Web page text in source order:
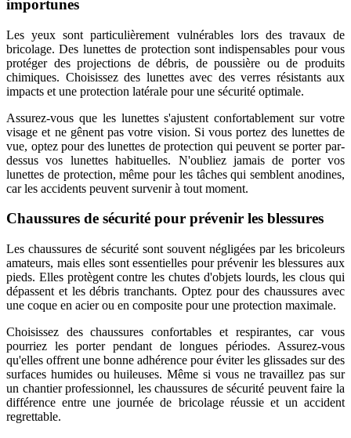
importunes
Les yeux sont particulièrement vulnérables lors des travaux de
bricolage. Des lunettes de protection sont indispensables pour vous
protéger des projections de débris, de poussière ou de produits
chimiques. Choisissez des lunettes avec des verres résistants aux
impacts et une protection latérale pour une sécurité optimale.
Assurez-vous que les lunettes s'ajustent confortablement sur votre
visage et ne gênent pas votre vision. Si vous portez des lunettes de
vue, optez pour des lunettes de protection qui peuvent se porter par-
dessus vos lunettes habituelles. N'oubliez jamais de porter vos
lunettes de protection, même pour les tâches qui semblent anodines,
car les accidents peuvent survenir à tout moment.
Chaussures de sécurité pour prévenir les blessures
Les chaussures de sécurité sont souvent négligées par les bricoleurs
amateurs, mais elles sont essentielles pour prévenir les blessures aux
pieds. Elles protègent contre les chutes d'objets lourds, les clous qui
dépassent et les débris tranchants. Optez pour des chaussures avec
une coque en acier ou en composite pour une protection maximale.
Choisissez des chaussures confortables et respirantes, car vous
pourriez les porter pendant de longues périodes. Assurez-vous
qu'elles offrent une bonne adhérence pour éviter les glissades sur des
surfaces humides ou huileuses. Même si vous ne travaillez pas sur
un chantier professionnel, les chaussures de sécurité peuvent faire la
différence entre une journée de bricolage réussie et un accident
regrettable.